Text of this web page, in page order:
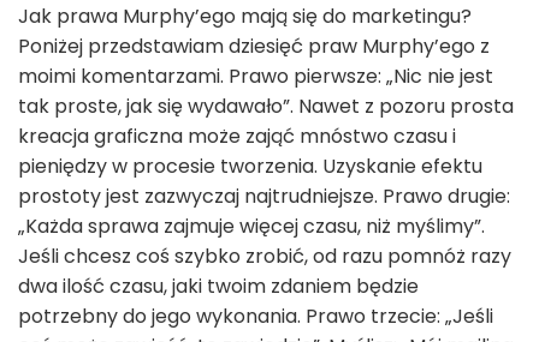
Jak prawa Murphy’ego mają się do marketingu?
Poniżej przedstawiam dziesięć praw Murphy’ego z
moimi komentarzami. Prawo pierwsze: „Nic nie jest
tak proste, jak się wydawało”. Nawet z pozoru prosta
kreacja graficzna może zająć mnóstwo czasu i
pieniędzy w procesie tworzenia. Uzyskanie efektu
prostoty jest zazwyczaj najtrudniejsze. Prawo drugie:
„Każda sprawa zajmuje więcej czasu, niż myślimy”.
Jeśli chcesz coś szybko zrobić, od razu pomnóż razy
dwa ilość czasu, jaki twoim zdaniem będzie
potrzebny do jego wykonania. Prawo trzecie: „Jeśli